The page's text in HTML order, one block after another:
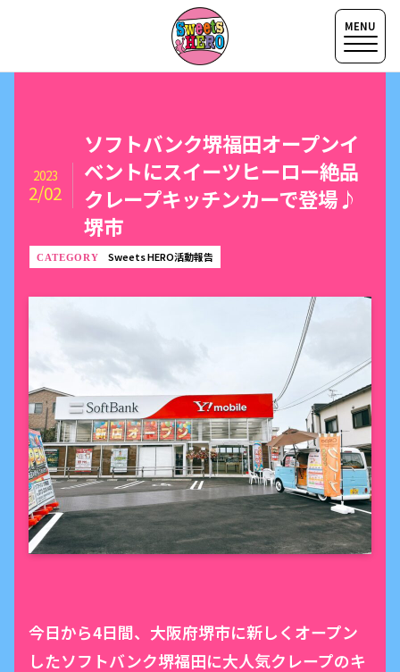
ソフトバンク堺福田オープンイ
ベントにスイーツヒーロー絶品
クレープキッチンカーで登場♪
堺市
2023
2/02
Sweets HERO活動報告
今日から4日間、大阪府堺市に新しくオープン
したソフトバンク堺福田に大人気クレープのキ